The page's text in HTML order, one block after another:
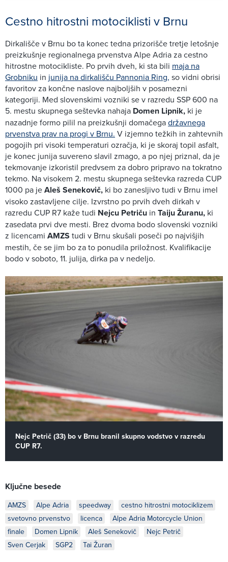
Cestno hitrostni motociklisti v Brnu
Dirkališče v Brnu bo ta konec tedna prizorišče tretje letošnje
preizkušnje regionalnega prvenstva Alpe Adria za cestno
hitrostne motocikliste. Po prvih dveh, ki sta bili maja na
Grobniku in junija na dirkališču Pannonia Ring, so vidni obrisi
favoritov za končne naslove najboljših v posamezni
kategoriji. Med slovenskimi vozniki se v razredu SSP 600 na
5. mestu skupnega seštevka nahaja Domen Lipnik, ki je
nazadnje formo pilil na preizkušnji domačegadržavnega
prvenstva prav na progi v Brnu. V izjemno težkih in zahtevnih
pogojih pri visoki temperaturi ozračja, ki je skoraj topil asfalt,
je konec junija suvereno slavil zmago, a po njej priznal, da je
tekmovanje izkoristil predvsem za dobro pripravo na tokratno
tekmo. Na visokem 2. mestu skupnega seštevka razreda CUP
1000 pa jeAleš Senekovič, ki bo zanesljivo tudi v Brnu imel
visoko zastavljene cilje. Izvrstno po prvih dveh dirkah v
razredu CUP R7 kaže tudi Nejcu Petriču in Taiju Žuranu, ki
zasedata prvi dve mesti. Brez dvoma bodo slovenski vozniki
z licencami AMZS tudi v Brnu skušali poseči po najvišjih
mestih, če se jim bo za to ponudila priložnost. Kvalifikacije
bodo v soboto, 11. julija, dirka pa v nedeljo.
Nejc Petrič (33) bo v Brnu branil skupno vodstvo v razredu
CUP R7.
Ključne besede
AMZS Alpe Adria speedway
cestno hitrostni motociklizem
svetovno prvenstvo
licenca
Alpe Adria Motorcycle Union
finale
Domen Lipnik Aleš Senekovič
Nejc Petrič
Sven Cerjak
SGP2 Tai Žuran